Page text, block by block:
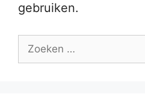
gebruiken.
Zoek